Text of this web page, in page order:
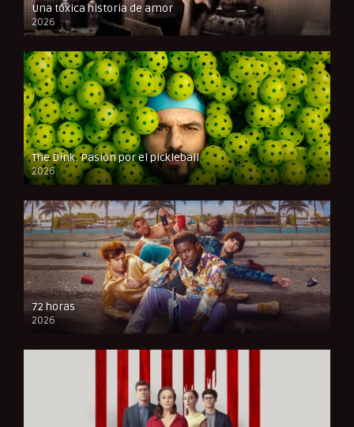
Una tóxica historia de amor
2026
FULL HD
The Dink: Pasión por el pickleball
2026
FULL HD
72 horas
2026
FULL HD